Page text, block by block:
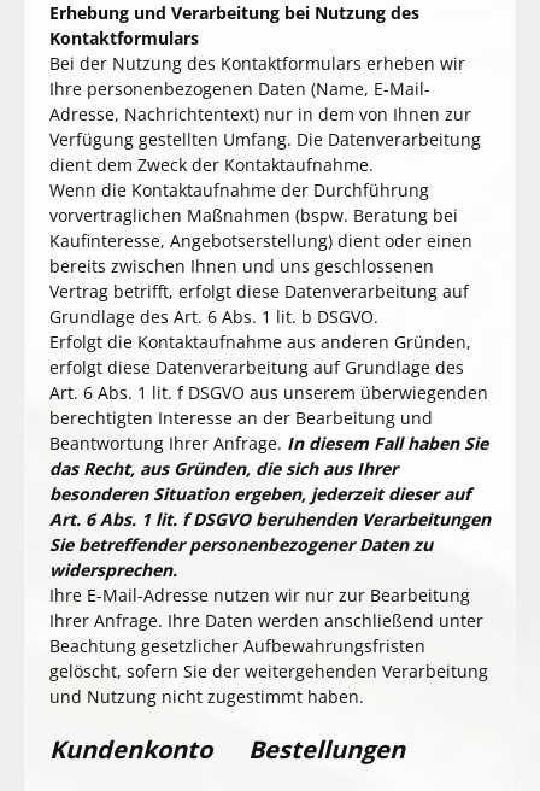
Erhebung und Verarbeitung bei Nutzung des
Kontaktformulars
Bei der Nutzung des Kontaktformulars erheben wir
Ihre personenbezogenen Daten (Name, E-Mail-
Adresse, Nachrichtentext) nur in dem von Ihnen zur
Verfügung gestellten Umfang. Die Datenverarbeitung
dient dem Zweck der Kontaktaufnahme.
Wenn die Kontaktaufnahme der Durchführung
vorvertraglichen Maßnahmen (bspw. Beratung bei
Kaufinteresse, Angebotserstellung) dient oder einen
bereits zwischen Ihnen und uns geschlossenen
Vertrag betrifft, erfolgt diese Datenverarbeitung auf
Grundlage des Art. 6 Abs. 1 lit. b DSGVO.
Erfolgt die Kontaktaufnahme aus anderen Gründen,
erfolgt diese Datenverarbeitung auf Grundlage des
Art. 6 Abs. 1 lit. f DSGVO aus unserem überwiegenden
berechtigten Interesse an der Bearbeitung und
Beantwortung Ihrer Anfrage. In diesem Fall haben Sie
das Recht, aus Gründen, die sich aus Ihrer
besonderen Situation ergeben, jederzeit dieser auf
Art. 6 Abs. 1 lit. f DSGVO beruhenden Verarbeitungen
Sie betreffender personenbezogener Daten zu
widersprechen.
Ihre E-Mail-Adresse nutzen wir nur zur Bearbeitung
Ihrer Anfrage. Ihre Daten werden anschließend unter
Beachtung gesetzlicher Aufbewahrungsfristen
gelöscht, sofern Sie der weitergehenden Verarbeitung
und Nutzung nicht zugestimmt haben.
Kundenkonto Bestellungen